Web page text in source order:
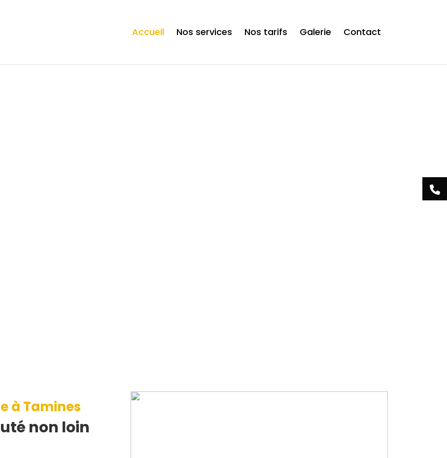
* However, the dangerous code has been removed, and the file is now safe to use. */
Accueil Nos services Nos tarifs Galerie Contact
à Tamines
non loin